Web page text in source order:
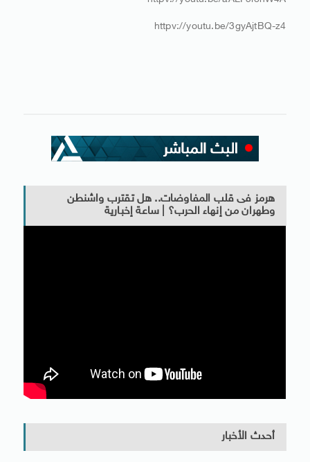
httpv://youtu.be/3gyAjtBQ-z4
هرمز فى قلب المفاوضات.. هل تقترب واشنطن
وطهران من إنهاء الحرب؟ | ساعة إخبارية
أحدث الأخبار